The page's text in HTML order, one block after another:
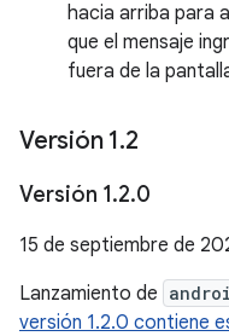
hacia arriba para
que el mensaje
fuera de la
Versión 1.2
Versión 1.2.0
15 de septiembre de
Lanzamiento de
versión 1.2.0 contiene